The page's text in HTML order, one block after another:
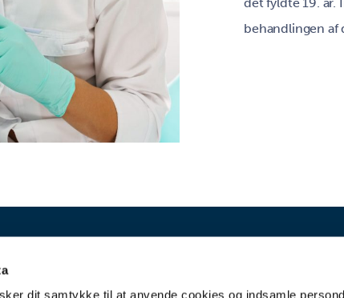
dit samtykke til at anvende cookies og indsamle
behandlingen af